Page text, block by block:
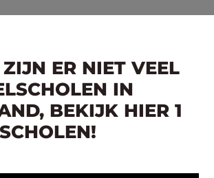
ER NIET VEEL
IN
BEKIJK HIER 1